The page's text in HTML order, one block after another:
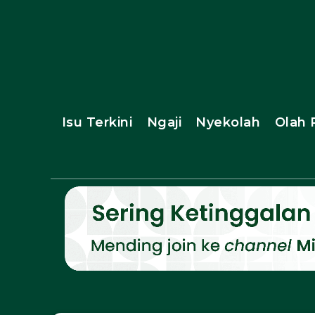
Isu Terkini Ngaji Nyekolah Olah